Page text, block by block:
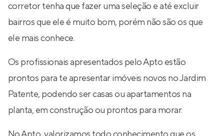
corretor tenha que fazer uma seleção e até excluir
bairros que ele é muito bom, porém não são os que
ele mais conhece.
Os profissionais apresentados pelo Apto estão
prontos para te apresentar imóveis novos no Jardim
Patente, podendo ser casas ou apartamentos na
planta, em construção ou prontos para morar.